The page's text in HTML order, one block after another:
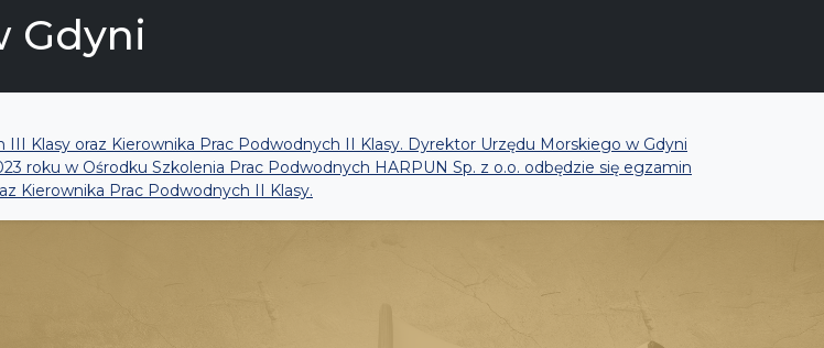
Gdyni
Klasy oraz Kierownika Prac Podwodnych II Klasy. Dyrektor Urzędu Morskiego w Gdyni
roku w Ośrodku Szkolenia Prac Podwodnych HARPUN Sp. z o.o. odbędzie się egzamin
Kierownika Prac Podwodnych II Klasy.